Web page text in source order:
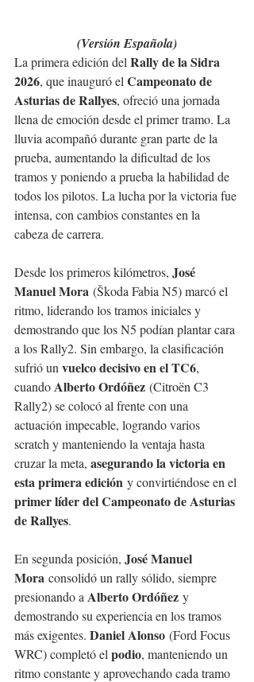
(Versión Española)
La primera edición del Rally de la Sidra
2026, que inauguró el Campeonato de
Asturias de Rallyes, ofreció una jornada
llena de emoción desde el primer tramo. La
lluvia acompañó durante gran parte de la
prueba, aumentando la dificultad de los
tramos y poniendo a prueba la habilidad de
todos los pilotos. La lucha por la victoria fue
intensa, con cambios constantes en la
cabeza de carrera.
Desde los primeros kilómetros, José
Manuel Mora (Škoda Fabia N5) marcó el
ritmo, liderando los tramos iniciales y
demostrando que los N5 podían plantar cara
a los Rally2. Sin embargo, la clasificación
sufrió un vuelco decisivo en el TC6,
cuando Alberto Ordóñez (Citroën C3
Rally2) se colocó al frente con una
actuación impecable, logrando varios
scratch y manteniendo la ventaja hasta
cruzar la meta, asegurando la victoria en
esta primera edición y convirtiéndose en el
primer líder del Campeonato de Asturias
de Rallyes.
En segunda posición, José Manuel
Mora consolidó un rally sólido, siempre
presionando a Alberto Ordóñez y
demostrando su experiencia en los tramos
más exigentes. Daniel Alonso (Ford Focus
WRC) completó el podio, manteniendo un
ritmo constante y aprovechando cada tramo